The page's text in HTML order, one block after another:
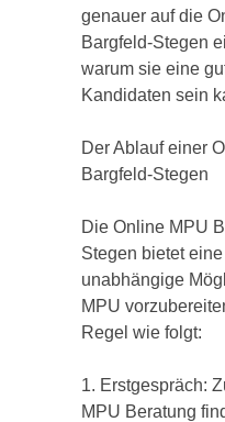
genauer auf die
Bargfeld-Stegen
warum sie eine
Kandidaten sein
Der Ablauf einer
Bargfeld-Stegen
Die Online MPU
Stegen bietet
unabhängige
MPU
Regel wie folgt:
1. Erstgespräch:
MPU Beratung